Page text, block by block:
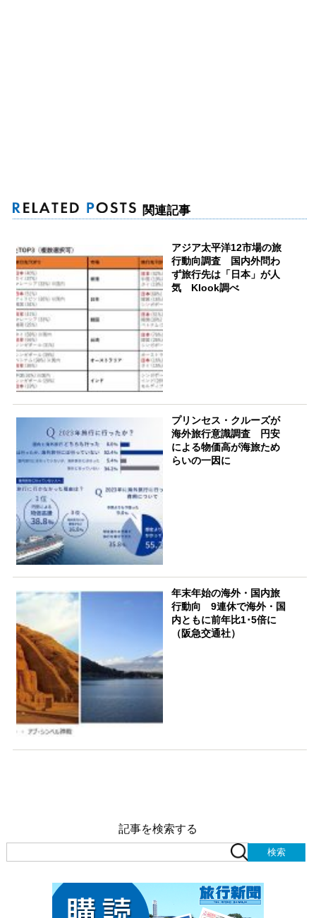
関連記事
アジア太平洋12市場の旅
行動向調査 国内外問わ
ず旅行先は「日本」が人
気 Klook調べ
プリンセス・クルーズが
海外旅行意識調査 円安
による物価高が海旅ため
らいの一因に
年末年始の海外・国内旅
行動向 9連休で海外・国
内ともに前年比1･5倍に
（阪急交通社）
記事を検索する